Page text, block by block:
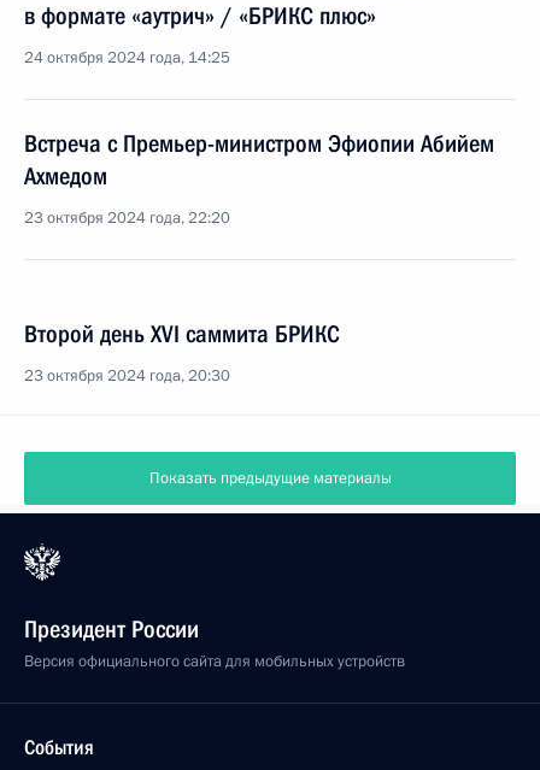
в формате «аутрич» / «БРИКС плюс»
24 октября 2024 года, 14:25
Встреча с Премьер-министром Эфиопии Абийем
Ахмедом
23 октября 2024 года, 22:20
Второй день XVI саммита БРИКС
23 октября 2024 года, 20:30
Показать предыдущие материалы
Президент России
Версия официального сайта для мобильных устройств
События